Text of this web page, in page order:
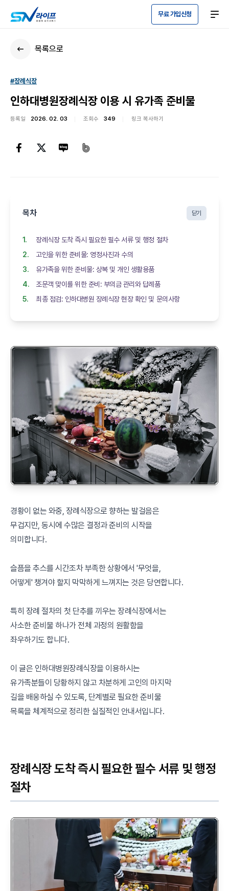
무료 가입신청
목록으로
#장례식장
인하대병원장례식장 이용 시 유가족 준비물
등록일 2026. 02. 03 조회수 349 링크 복사하기
목차 닫기
장례식장 도착 즉시 필요한 필수 서류 및 행정 절차
고인을 위한 준비물: 영정사진과 수의
유가족을 위한 준비물: 상복 및 개인 생활용품
조문객 맞이를 위한 준비: 부의금 관리와 답례품
최종 점검: 인하대병원 장례식장 현장 확인 및 문의사항
경황이 없는 와중, 장례식장으로 향하는 발걸음은
무겁지만, 동시에 수많은 결정과 준비의 시작을
의미합니다.
슬픔을 추스를 시간조차 부족한 상황에서 '무엇을,
어떻게' 챙겨야 할지 막막하게 느껴지는 것은 당연합니다.
특히 장례 절차의 첫 단추를 끼우는 장례식장에서는
사소한 준비물 하나가 전체 과정의 원활함을
좌우하기도 합니다.
이 글은 인하대병원장례식장을 이용하시는
유가족분들이 당황하지 않고 차분하게 고인의 마지막
길을 배웅하실 수 있도록, 단계별로 필요한 준비물
목록을 체계적으로 정리한 실질적인 안내서입니다.
장례식장 도착 즉시 필요한 필수 서류 및 행정
절차